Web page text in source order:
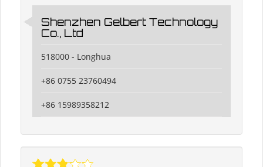
Shenzhen Gelbert Technology
Co., Ltd
518000 - Longhua
+86 0755 23760494
+86 15989358212